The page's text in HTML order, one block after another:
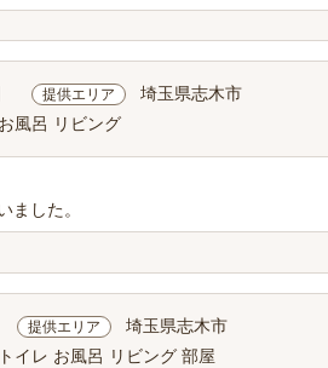
提供エリア 埼玉県志木市
風呂 リビング
ました。
提供エリア 埼玉県志木市
イレ お風呂 リビング 部屋